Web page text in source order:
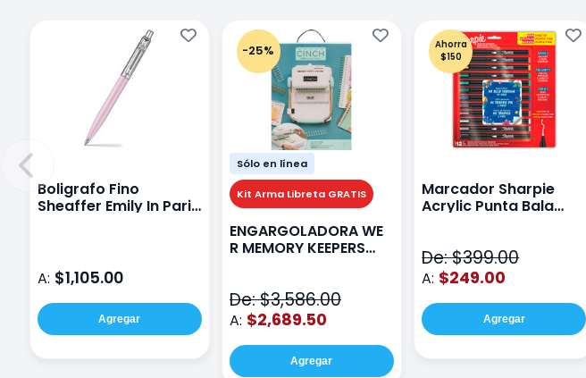
Boligrafo Fino
Sheaffer Emily In Paris
A: $1,105.00
Agregar
-25%
Sólo en línea
Kit Arma Libreta GRATIS
ENGARGOLADORA WE
R MEMORY KEEPERS
De: $3,586.00
A: $2,689.50
Agregar
Ahorra
$150
Marcador Sharpie
Acrylic Punta Bala
De: $399.00
A: $249.00
Agregar